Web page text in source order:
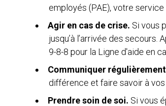
employés (PAE), votre
Agir en cas de crise. Si vous
jusqu’à l’arrivée des secours.
9-8-8 pour la Ligne d'aide en
Communiquer
différence et faire savoir à vos
Prendre soin de soi. Si vous